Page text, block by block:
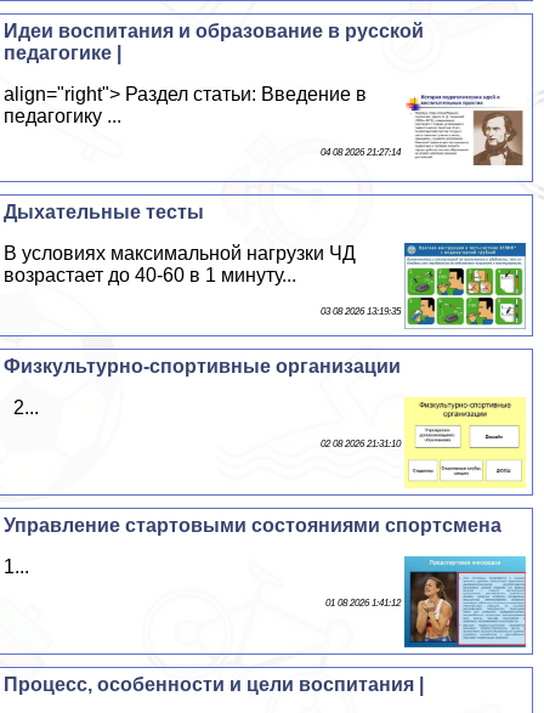
Идеи воспитания и образование в русской
педагогике |
align="right"> Раздел статьи: Введение в
педагогику ...
04 08 2026 21:27:14
Дыхательные тесты
В условиях максимальной нагрузки ЧД
возрастает до 40-60 в 1 минуту...
03 08 2026 13:19:35
Физкультурно-спортивные организации
2...
02 08 2026 21:31:10
Управление стартовыми состояниями спортсмена
1...
01 08 2026 1:41:12
Процесс, особенности и цели воспитания |